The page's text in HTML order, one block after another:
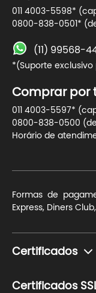
011 4003-5598*
0800-838-0501*
(11) 99568-
*(Suporte
Comprar por
011 4003-5597*
0800-838-0500
Horário de
Formas de
Express, Diners
Certificados
Certificados